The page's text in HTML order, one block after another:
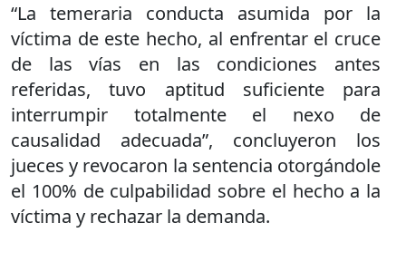
“La temeraria conducta asumida por la
víctima de este hecho, al enfrentar el cruce
de las vías en las condiciones antes
referidas, tuvo aptitud suficiente para
interrumpir totalmente el nexo de
causalidad adecuada”, concluyeron los
jueces y revocaron la sentencia otorgándole
el 100% de culpabilidad sobre el hecho a la
víctima y rechazar la demanda.